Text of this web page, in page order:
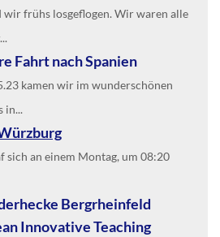
wir frühs losgeflogen. Wir waren alle
Fahrt nach Spanien
kamen wir im wunderschönen
in...
sich an einem Montag, um 08:20
Bergrheinfeld
Innovative Teaching